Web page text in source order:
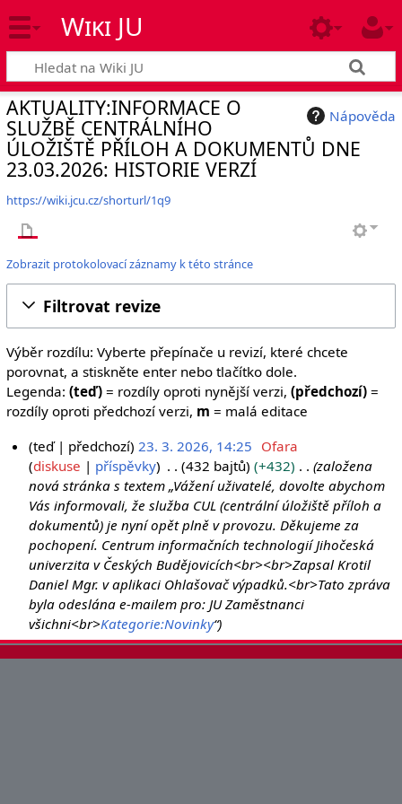
Wiki JU
Nápověda
AKTUALITY:INFORMACE O
SLUŽBĚ CENTRÁLNÍHO
ÚLOŽIŠTĚ PŘÍLOH A DOKUMENTŮ DNE
23.03.2026: HISTORIE VERZÍ
https://wiki.jcu.cz/shorturl/1q9
Zobrazit protokolovací záznamy k této stránce
Filtrovat revize
Výběr rozdílu: Vyberte přepínače u revizí, které chcete
porovnat, a stiskněte enter nebo tlačítko dole.
Legenda: (teď)= rozdíly oproti nynější verzi, (předchozí)=
rozdíly oproti předchozí verzi, m = malá editace
6
teď předchozí 23. 3. 2026, 14:25 Ofara
diskuse
příspěvky 432 bajtů +432
založena
nová stránka s textem „Vážení uživatelé, dovolte abychom
Vás informovali, že služba CUL (centrální úložiště příloh a
dokumentů) je nyní opět plně v provozu. Děkujeme za
pochopení. Centrum informačních technologií Jihočeská
univerzita v Českých Budějovicích<br><br>Zapsal Krotil
Daniel Mgr. v aplikaci Ohlašovač výpadků.<br>Tato zpráva
byla odeslána e-mailem pro: JU Zaměstnanci
všichni<br>Kategorie:Novinky“